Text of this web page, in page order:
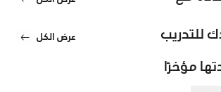
للتدريب عرض الكل
مؤخرًا